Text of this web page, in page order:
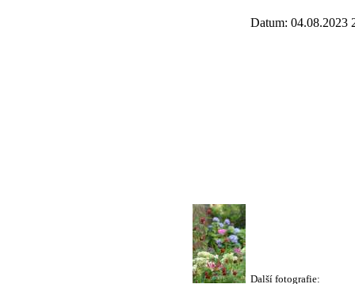
Datum: 04.08.2023
Další fotografie: